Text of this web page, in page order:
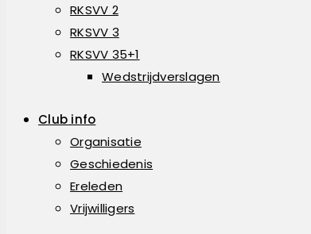
RKSVV 2
RKSVV 3
RKSVV 35+1
Wedstrijdverslagen
Club info
Organisatie
Geschiedenis
Ereleden
Vrijwilligers